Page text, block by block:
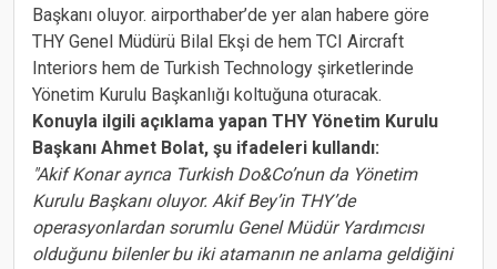
Başkanı oluyor. airporthaber’de yer alan habere göre
THY Genel Müdürü Bilal Ekşi de hem TCI Aircraft
Interiors hem de Turkish Technology şirketlerinde
Yönetim Kurulu Başkanlığı koltuğuna oturacak.
Konuyla ilgili açıklama yapan THY Yönetim Kurulu
Başkanı Ahmet Bolat, şu ifadeleri kullandı:
"Akif Konar ayrıca Turkish Do&Co’nun da Yönetim
Kurulu Başkanı oluyor. Akif Bey’in THY’de
operasyonlardan sorumlu Genel Müdür Yardımcısı
olduğunu bilenler bu iki atamanın ne anlama geldiğini